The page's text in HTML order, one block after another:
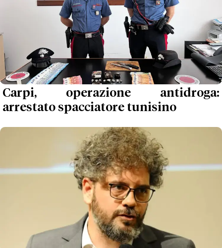
Carpi, operazione antidroga:
arrestato spacciatore tunisino